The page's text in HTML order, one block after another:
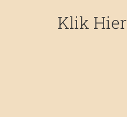
Klik Hier